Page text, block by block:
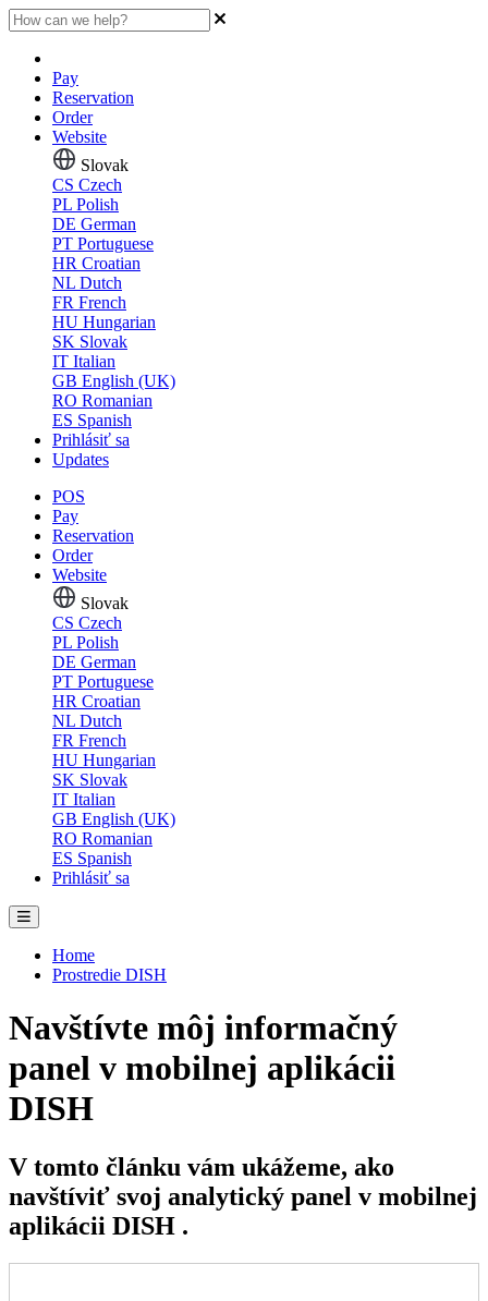
Pay
Reservation
Order
Website
Slovak
CS Czech
PL Polish
DE German
PT Portuguese
HR Croatian
NL Dutch
FR French
HU Hungarian
SK Slovak
IT Italian
GB English (UK)
RO Romanian
ES Spanish
Prihlásiť sa
Updates
POS
Pay
Reservation
Order
Website
Slovak
CS Czech
PL Polish
DE German
PT Portuguese
HR Croatian
NL Dutch
FR French
HU Hungarian
SK Slovak
IT Italian
GB English (UK)
RO Romanian
ES Spanish
Prihlásiť sa
Home
Prostredie DISH
Navštívte môj informačný
panel v mobilnej aplikácii
DISH
V tomto článku vám ukážeme, ako
navštíviť svoj analytický panel v mobilnej
aplikácii DISH .